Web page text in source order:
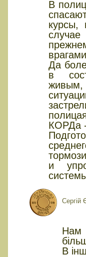
В
курсы,
Да
в
КОРДа -
и
Сергій
Нам
В